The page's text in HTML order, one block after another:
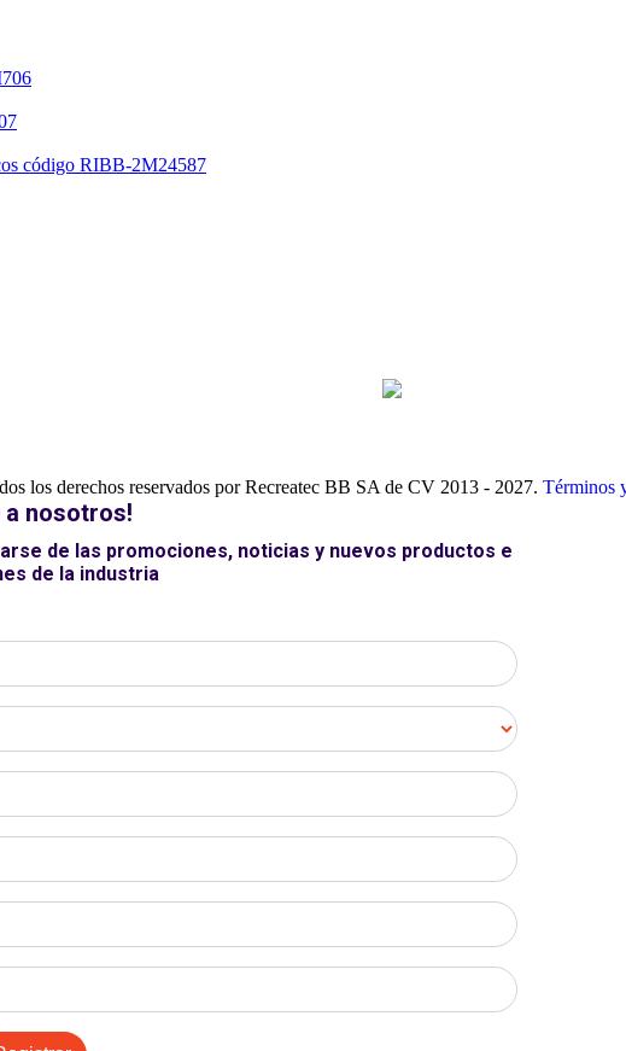
los derechos reservados por Recreatec BB SA de CV 2013 - 2027. Términos
a nosotros!
de las promociones, noticias y nuevos productos e
de la industria